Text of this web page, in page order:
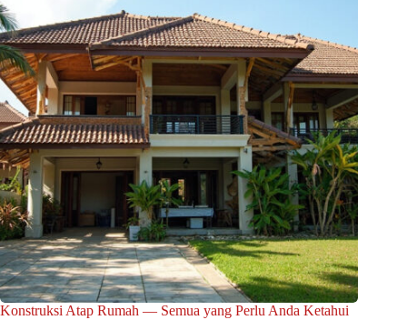
Konstruksi Atap Rumah — Semua yang Perlu Anda Ketahui